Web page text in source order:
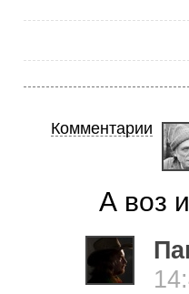
Комментарии
А воз